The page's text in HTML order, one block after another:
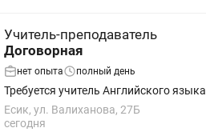
Учитель-преподаватель
Договорная
нет опыта полный день
Требуется учитель Английского
Есик, ул. Валиханова, 27Б
сегодня